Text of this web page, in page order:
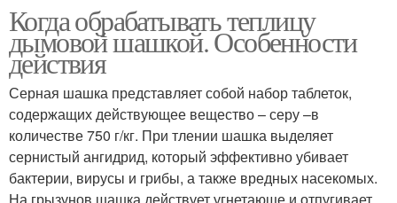
Когда обрабатывать теплицу
дымовой шашкой. Особенности
действия
Серная шашка представляет собой набор таблеток,
содержащих действующее вещество – серу –в
количестве 750 г/кг. При тлении шашка выделяет
сернистый ангидрид, который эффективно убивает
бактерии, вирусы и грибы, а также вредных насекомых.